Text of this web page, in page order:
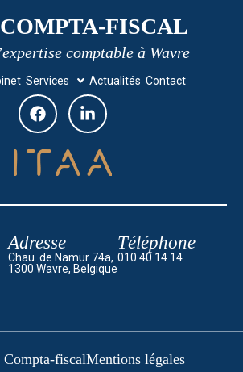
FISCAL
comptable à Wavre
Services Actualités Contact
Adresse
Chau. de Namur 74a,
1300 Wavre, Belgique
Téléphone
010 40 14 14
fiscalMentions légales